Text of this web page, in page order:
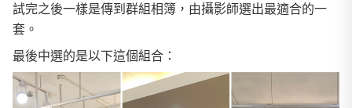
試完之後一樣是傳到群組相簿，由攝影師選出最適合的一
套。
最後中選的是以下這個組合：